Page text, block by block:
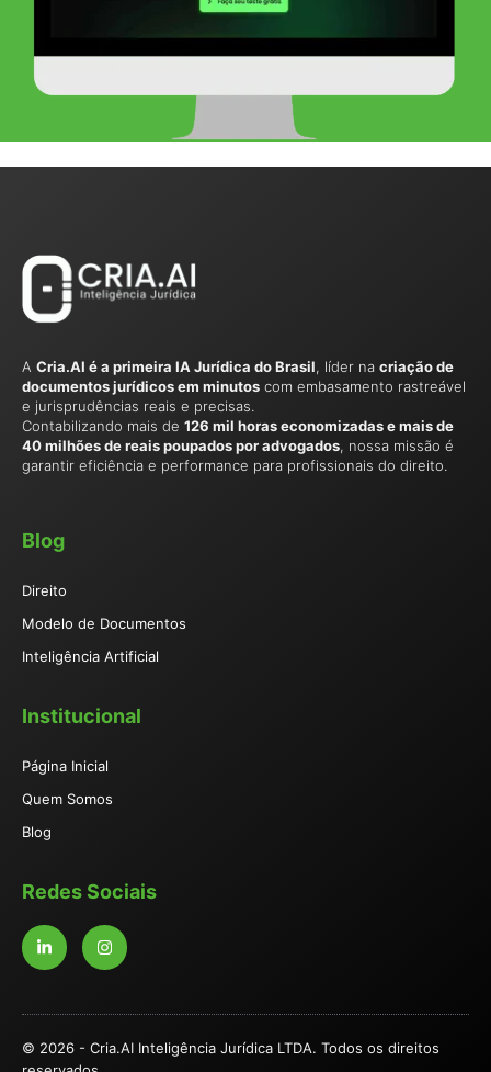
A Cria.AI é a primeira IA Jurídica do Brasil, líder na criação de
documentos jurídicos em minutos com embasamento rastreável
e jurisprudências reais e precisas.
Contabilizando mais de 126 mil horas economizadas e mais de
40 milhões de reais poupados por advogados, nossa missão é
garantir eficiência e performance para profissionais do direito.
Blog
Direito
Modelo de Documentos
Inteligência Artificial
Institucional
Página Inicial
Quem Somos
Blog
Redes Sociais
© 2026 - Cria.AI Inteligência Jurídica LTDA. Todos os direitos